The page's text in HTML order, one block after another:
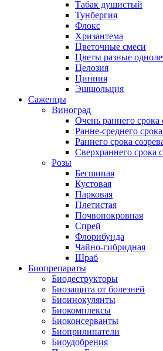
Табак душистый
Тунбергия
Флокс
Хризантема
Цветочные смеси
Цветы разные
Целозия
Цинния
Эшшольция
Саженцы
Виноград
Очень раннего срока
Ранне-среднего
Раннего срока
Сверхраннего срока
Розы
Бесшипая
Кустовая
Парковая
Плетистая
Почвопокровная
Спрей
Флорибунда
Чайно-гибридная
Шраб
Биопрепараты
Биодеструкторы
Биозащита от болезней
Биоинокулянты
Биокомплексы
Биоконсерванты
Биоприлипатели
Биоудобрения